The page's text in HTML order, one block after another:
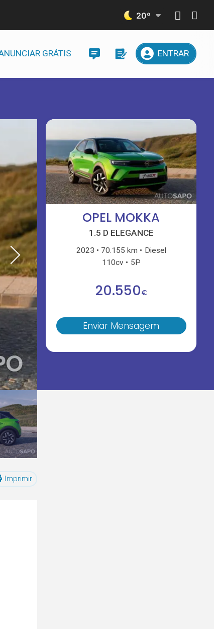
20º
GRÁTIS ENTRAR
OPEL MOKKA
1.5 D ELEGANCE
2023 70.155 km
Diesel
110cv
5P
20.550€
Enviar Mensagem
Imprimir